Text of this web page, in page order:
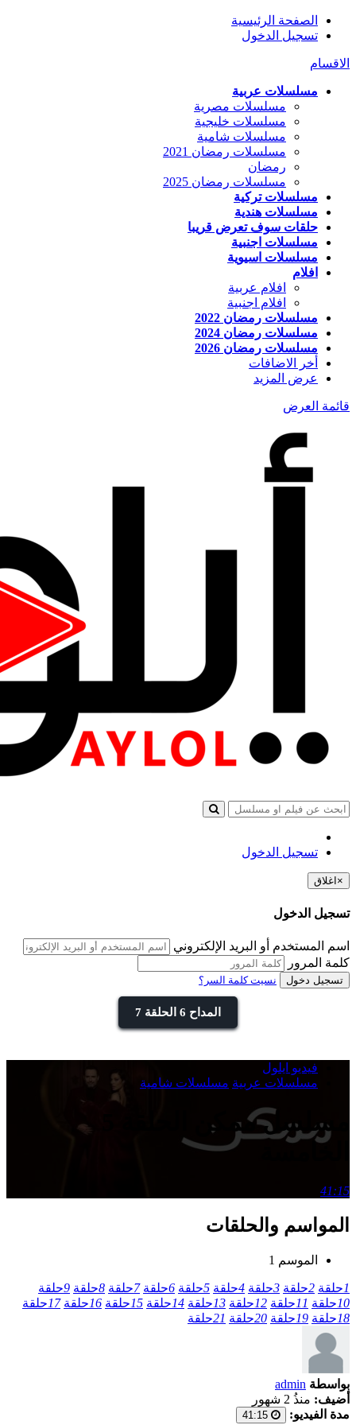
الصفحة الرئيسية
تسجيل الدخول
الاقسام
مسلسلات عربية
مسلسلات مصرية
مسلسلات خليجية
مسلسلات شامية
مسلسلات رمضان 2021
رمضان
مسلسلات رمضان 2025
مسلسلات تركية
مسلسلات هندية
حلقات سوف تعرض قريبا
مسلسلات اجنبية
مسلسلات اسيوية
افلام
افلام عربية
افلام اجنبية
مسلسلات رمضان 2022
مسلسلات رمضان 2024
مسلسلات رمضان 2026
أخر الاضافات
عرض المزيد
قائمة العرض
تسجيل الدخول
× اغلاق
تسجيل الدخول
اسم المستخدم أو البريد الإلكتروني
كلمة المرور
تسجيل دخول نسيت كلمة السر؟
المداح 6 الحلقة 7
فيديو ايلول
مسلسلات عربية مسلسلات شامية
الخامسة
41:15
المواسم والحلقات
الموسم 1
1حلقة 2حلقة 3حلقة 4حلقة 5حلقة 6حلقة 7حلقة 8حلقة 9حلقة
10حلقة 11حلقة 12حلقة 13حلقة 14حلقة 15حلقة 16حلقة 17حلقة
18حلقة 19حلقة 20حلقة 21حلقة
بواسطة admin
أضيف: منذُ 2 شهور
مدة الفيديو: